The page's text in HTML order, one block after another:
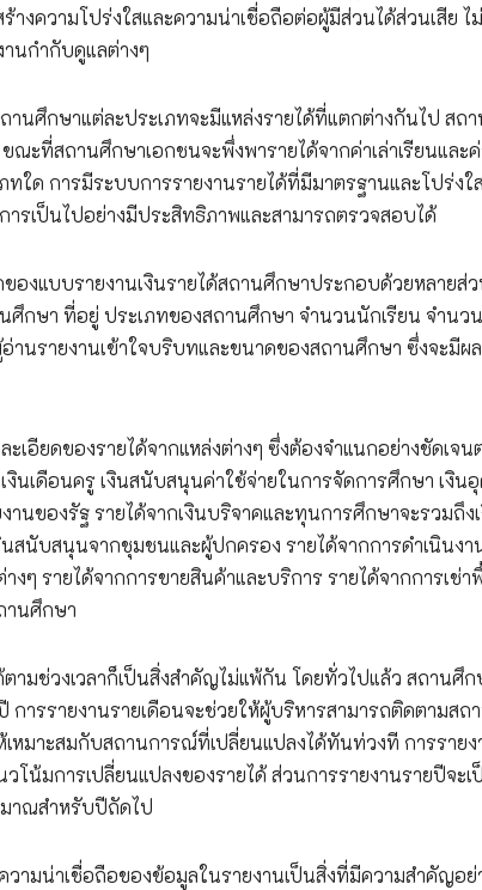
างความโปร่งใสและความน่าเชื่อถือต่อผู้มีส่วนได้ส่วนเสีย
นกำกับดูแลต่างๆ
านศึกษาแต่ละประเภทจะมีแหล่งรายได้ที่แตกต่างกันไป ส
ะที่สถานศึกษาเอกชนจะพึ่งพารายได้จากค่าเล่าเรียนและ
ทใด การมีระบบการรายงานรายได้ที่มีมาตรฐานและโปร่ง
ารเป็นไปอย่างมีประสิทธิภาพและสามารถตรวจสอบได้
องแบบรายงานเงินรายได้สถานศึกษาประกอบด้วยหลาย
ศึกษา ที่อยู่ ประเภทของสถานศึกษา จำนวนนักเรียน จำน
านรายงานเข้าใจบริบทและขนาดของสถานศึกษา ซึ่งจะมีผ
เอียดของรายได้จากแหล่งต่างๆ ซึ่งต้องจำแนกอย่างชัดเจ
งินเดือนครู เงินสนับสนุนค่าใช้จ่ายในการจัดการศึกษา เงิ
านของรัฐ รายได้จากเงินบริจาคและทุนการศึกษาจะรวมถึ
นสนับสนุนจากชุมชนและผู้ปกครอง รายได้จากการดำเนินง
งๆ รายได้จากการขายสินค้าและบริการ รายได้จากการเ
านศึกษา
ามช่วงเวลาก็เป็นสิ่งสำคัญไม่แพ้กัน โดยทั่วไปแล้ว สถานศึ
การรายงานรายเดือนจะช่วยให้ผู้บริหารสามารถติดตามส
เหมาะสมกับสถานการณ์ที่เปลี่ยนแปลงได้ทันท่วงที การราย
โน้มการเปลี่ยนแปลงของรายได้ ส่วนการรายงานรายปีจะ
าณสำหรับปีถัดไป
วามน่าเชื่อถือของข้อมูลในรายงานเป็นสิ่งที่มีความสำคัญอ